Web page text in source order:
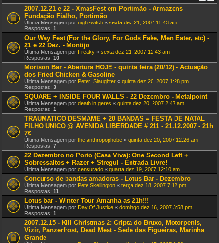
2007.12.21 e 22 - XmasFest em Portimão - Armazens
Fundação Fialho, Portimão
Última Mensagem por night-witch « sexta dez 21, 2007 11:43 am
Respostas: 1
Our Way Fest (For the Glory, For Gods Fake, Men Eater, etc) -
21 e 22 Dez. - Montijo
Última Mensagem por Freaky « sexta dez 21, 2007 12:43 am
Respostas: 10
Morison Bar - Abertura HOJE - quinta feira (20/12) - Actuação
dos Fried Chicken & Gasoline
Última Mensagem por Peter_Slaughter « quinta dez 20, 2007 1:28 pm
Respostas: 3
SQUARE + INSIDE FOUR WALLS - 22 Dezembro - Metalpoint
Última Mensagem por death in geres « quinta dez 20, 2007 2:47 am
Respostas: 1
TRAUMATICO DESMAME + 20 BANDAS = FESTA DE NATAL
FILHO UNICO @ AVENIDA LIBERDADE # 211 - 21.12.2007 - 21h
7€
Última Mensagem por the anthropophobe « quinta dez 20, 2007 12:26 am
Respostas: 7
22 Dezembro no Porto (Casa Viva): One Second Left +
Sobressaltos + Razer + Stregul - Entrada Livre!
Última Mensagem por censurado « quarta dez 19, 2007 12:10 am
Concurso de bandas amadoras - Lotus Bar - Dezembro
Última Mensagem por Pete Skellington « terça dez 18, 2007 7:12 pm
Respostas: 11
Lotus bar - Winter Tour Amanha as 21h!!!
Última Mensagem por Day Of Justice « domingo dez 16, 2007 3:58 pm
Respostas: 1
2007.12.15 - Kill Christmas 2: Cripta do Bruxo, Motorpenis,
Vizir, Panzerfrost, Dead Meat - Sede das Figueiras, Marinha
Grande